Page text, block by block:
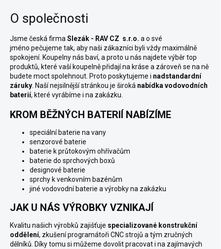
O společnosti
Jsme česká firma Slezák - RAV CZ s.r.o. a o své
jméno pečujeme tak, aby naši zákazníci byli vždy maximálně
spokojení. Koupelny nás baví, a proto u nás najdete výběr top
produktů, které vaší koupelně přidají na kráse a zároveň se na ně
budete moct spolehnout. Proto poskytujeme i nadstandardní
záruky Naší nejsilnější stránkou je široká nabídka vodovodních
baterií, které vyrábíme i na zakázku.
KROM BĚŽNÝCH BATERIÍ NABÍZÍME
speciální baterie na vany
senzorové baterie
baterie k průtokovým ohřívačům
baterie do sprchových boxů
designové baterie
sprchy k venkovním bazénům
jiné vodovodní baterie a výrobky na zakázku
JAK U NÁS VÝROBKY VZNIKAJÍ
Kvalitu našich výrobků zajišťuje specializované konstrukční
oddělení, zkušení programátoři CNC strojů a tým zručných
dělníků. Díky tomu si můžeme dovolit pracovat i na zajímavých